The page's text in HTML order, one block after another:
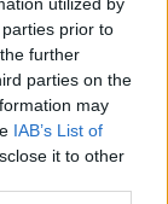
prior to
further
parties on the
may
IAB’s List of
it to other
την